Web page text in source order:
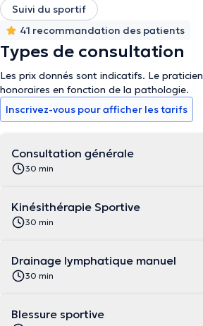
Suivi du sportif
41 recommandation des patients
Types de consultation
Les prix donnés sont indicatifs. Le
honoraires en fonction de la pathologie.
Inscrivez-vous pour afficher les tarifs
Consultation générale
30 min
Kinésithérapie Sportive
30 min
Drainage lymphatique manuel
30 min
Blessure sportive